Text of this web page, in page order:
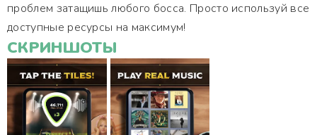
проблем затащишь любого босса. Просто используй все
доступные ресурсы на максимум!
СКРИНШОТЫ